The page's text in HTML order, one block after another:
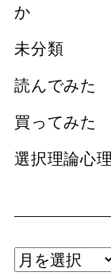
か
未分類
読んでみた
買ってみた
選択理論心
ア